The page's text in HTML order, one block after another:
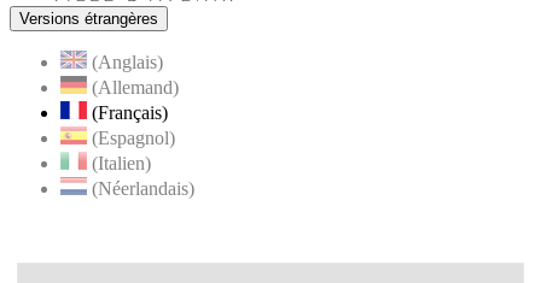
Versions étrangères
(Anglais)
(Allemand)
(Français)
(Espagnol)
(Italien)
(Néerlandais)